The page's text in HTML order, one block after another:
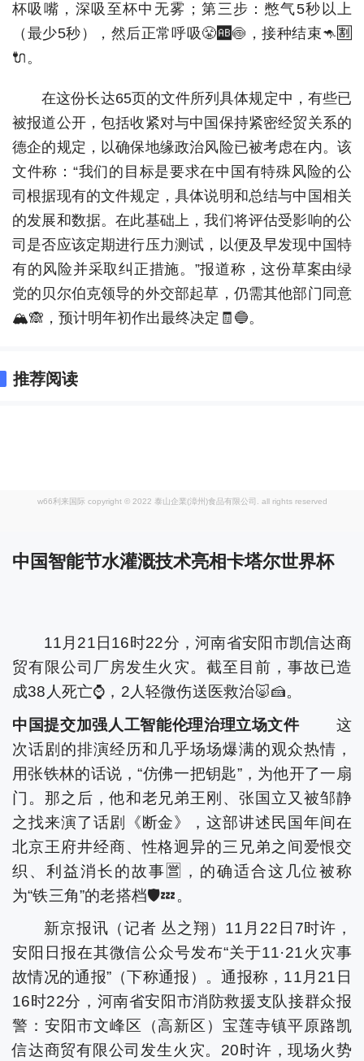
杯吸嘴，深吸至杯中无雾；第三步：憋气5秒以上
（最少5秒），然后正常呼吸😤🆎🍥，接种结束🦘🈹
🔌。
在这份长达65页的文件所列具体规定中，有些已
被报道公开，包括收紧对与中国保持紧密经贸关系的
德企的规定，以确保地缘政治风险已被考虑在内。该
文件称：“我们的目标是要求在中国有特殊风险的公
司根据现有的文件规定，具体说明和总结与中国相关
的发展和数据。在此基础上，我们将评估受影响的公
司是否应该定期进行压力测试，以便及早发现中国特
有的风险并采取纠正措施。”报道称，这份草案由绿
党的贝尔伯克领导的外交部起草，仍需其他部门同意
🏔🙈，预计明年初作出最终决定🧾🔵。
推荐阅读
w66利来国际 copyright © 2022 泰山企業(漳州)食品有限公司. all rights reserved
中国智能节水灌溉技术亮相卡塔尔世界杯
11月21日16时22分，河南省安阳市凯信达商
贸有限公司厂房发生火灾。截至目前，事故已造
成38人死亡⌚，2人轻微伤送医救治🐷🍰。
中国提交加强人工智能伦理治理立场文件
这
次话剧的排演经历和几乎场场爆满的观众热情，
用张铁林的话说，“仿佛一把钥匙”，为他开了一扇
门。那之后，他和老兄弟王刚、张国立又被邹静
之找来演了话剧《断金》，这部讲述民国年间在
北京王府井经商、性格迥异的三兄弟之间爱恨交
织、利益消长的故事🈺，的确适合这几位被称
为“铁三角”的老搭档🛡💤。
新京报讯（记者 丛之翔）11月22日7时许，
安阳日报在其微信公众号发布“关于11·21火灾事
故情况的通报”（下称通报）。通报称，11月21日
16时22分，河南省安阳市消防救援支队接群众报
警：安阳市文峰区（高新区）宝莲寺镇平原路凯
信达商贸有限公司发生火灾。20时许，现场火势